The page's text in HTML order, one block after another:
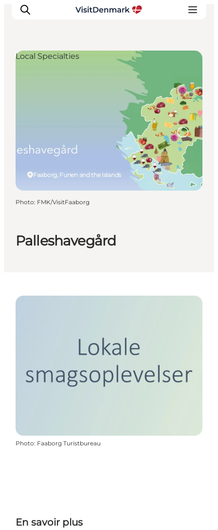
Planifiez votre voyage
Palleshavegård
Faaborg, Funen and the Islands
Local Specialties
Photo: FMK/VisitFaaborg
Photo: Faaborg Turistbureau
En savoir plus